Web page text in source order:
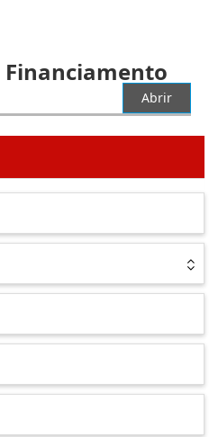
Financiamento
Abrir